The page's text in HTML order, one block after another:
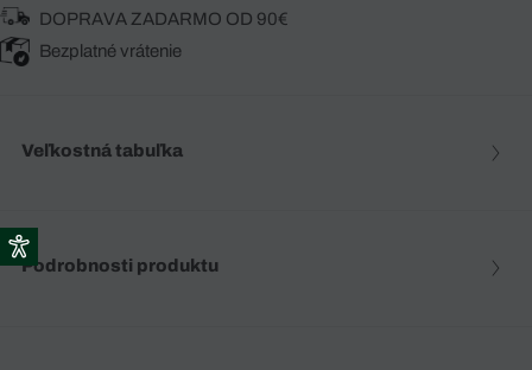
DOPRAVA ZADARMO OD 90€
Bezplatné vrátenie
Veľkostná tabuľka
Podrobnosti produktu